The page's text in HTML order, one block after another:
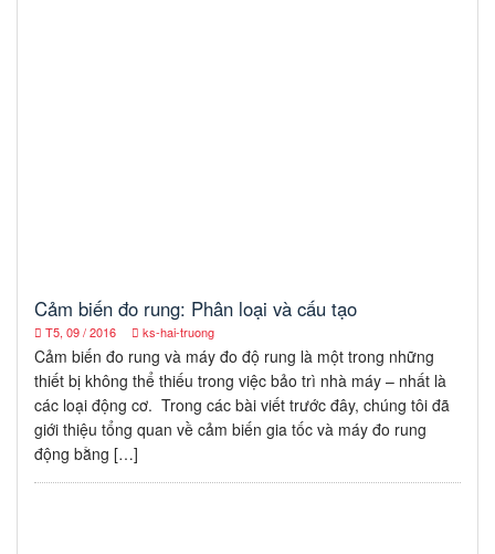
Cảm biến đo rung: Phân loại và cấu tạo
T5, 09 / 2016 ks-hai-truong
Cảm biến đo rung và máy đo độ rung là một trong những
thiết bị không thể thiếu trong việc bảo trì nhà máy – nhất là
các loại động cơ. Trong các bài viết trước đây, chúng tôi đã
giới thiệu tổng quan về cảm biến gia tốc và máy đo rung
động bằng […]